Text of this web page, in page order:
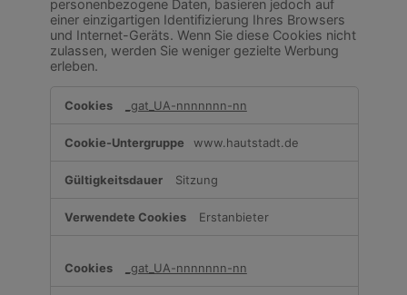
personenbezogene Daten, basieren jedoch auf
einer einzigartigen Identifizierung Ihres Browsers
und Internet-Geräts. Wenn Sie diese Cookies nicht
zulassen, werden Sie weniger gezielte Werbung
erleben.
für
_gat_UA-nnnnnnn-nn
www.hautstadt.de
Sitzung
Erstanbieter
_gat_UA-nnnnnnn-nn